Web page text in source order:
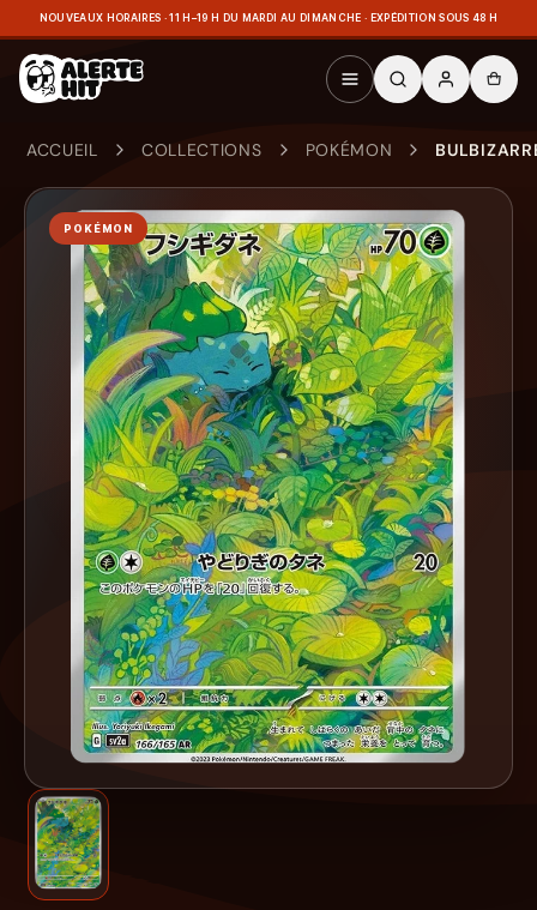
NOUVEAUX HORAIRES · 11 H–19 H DU MARDI AU DIMANCHE · EXPÉDITION SOUS 48 H
ACCUEIL COLLECTIONS POKÉMON
POKÉMON